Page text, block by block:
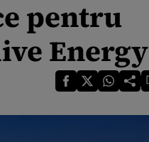
pentru
Energy